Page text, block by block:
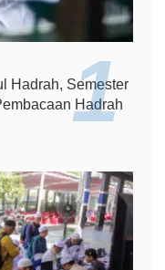
Hadrah, Semester
Hadrah